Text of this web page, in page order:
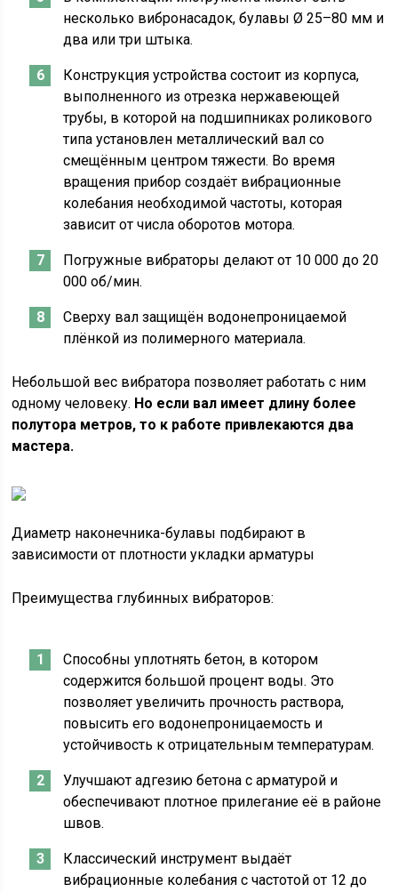
несколько вибронасадок, булавы Ø 25–80 мм и
два или три штыка.
Конструкция устройства состоит из корпуса,
выполненного из отрезка нержавеющей
трубы, в которой на подшипниках роликового
типа установлен металлический вал со
смещённым центром тяжести. Во время
вращения прибор создаёт вибрационные
колебания необходимой частоты, которая
зависит от числа оборотов мотора.
Погружные вибраторы делают от 10 000 до 20
000 об/мин.
Сверху вал защищён водонепроницаемой
плёнкой из полимерного материала.
Небольшой вес вибратора позволяет работать с ним
одному человеку. Но если вал имеет длину более
полутора метров, то к работе привлекаются два
мастера.
Диаметр наконечника-булавы подбирают в
зависимости от плотности укладки арматуры
Преимущества глубинных вибраторов:
Способны уплотнять бетон, в котором
содержится большой процент воды. Это
позволяет увеличить прочность раствора,
повысить его водонепроницаемость и
устойчивость к отрицательным температурам.
Улучшают адгезию бетона с арматурой и
обеспечивают плотное прилегание её в районе
швов.
Классический инструмент выдаёт
вибрационные колебания с частотой от 12 до